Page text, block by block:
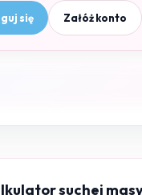
się Załóż konto
suchej